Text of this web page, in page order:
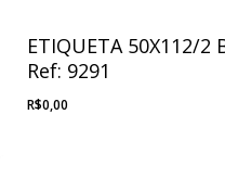
ETIQUETA 50X112/2
Ref: 9291
R$0,00